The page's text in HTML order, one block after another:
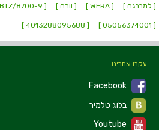
[ למברגה ] [ WERA ] [ וורה ] [ 8700-9/BTZ ]
[ 05056374001 ]
[ 4013288095688 ]
עקבו אחרינו
Facebook
Youtube